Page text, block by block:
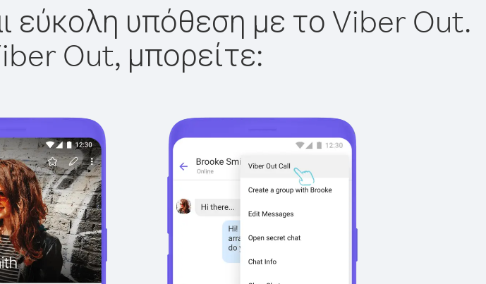
εύκολη υπόθεση με το Viber Out.
Out, μπορείτε: